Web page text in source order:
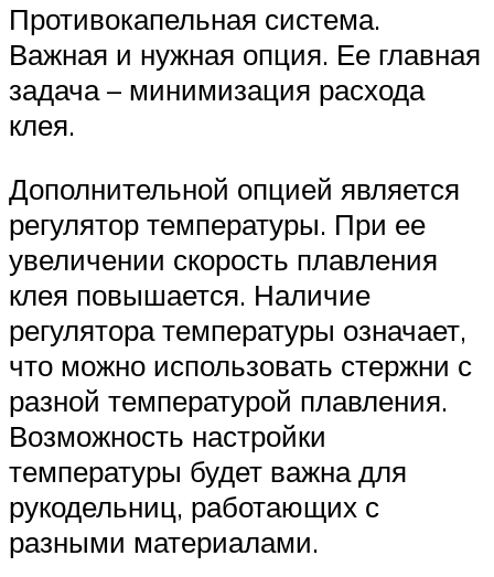
Противокапельная система.
Важная и нужная опция. Ее главная
задача – минимизация расхода
клея.
Дополнительной опцией является
регулятор температуры. При ее
увеличении скорость плавления
клея повышается. Наличие
регулятора температуры означает,
что можно использовать стержни с
разной температурой плавления.
Возможность настройки
температуры будет важна для
рукодельниц, работающих с
разными материалами.